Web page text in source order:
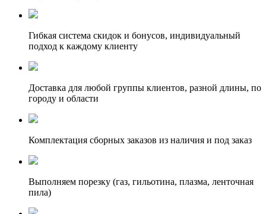
Гибкая система скидок и бонусов, индивидуальный
подход к каждому клиенту
Доставка для любой группы клиентов, разной длины, по
городу и области
Комплектация сборных заказов из наличия и под заказ
Выполняем порезку (газ, гильотина, плазма, ленточная
пила)